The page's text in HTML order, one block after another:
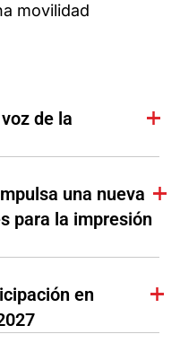
movilidad
de la
una nueva
para la impresión
en